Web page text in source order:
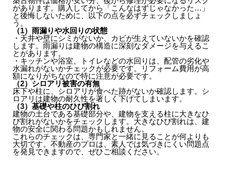
があります。購入してから「こんなはずじゃなかった…」
と後悔しないために、以下の点を必ずチェックしましょ
う。
（1）雨漏りや水回りの状態
・天井や壁にシミがないか、カビが生えていないかを確認
します。雨漏りは建物の構造に深刻なダメージを与えるこ
とがあります。
・キッチンや浴室、トイレなどの水回りは、配管の劣化や
水漏れがないかチェックが必要です。リフォーム費用が高
額になりがちなので特に注意が必要です。
（2）シロアリ被害の有無
床下や柱に、シロアリが食べた跡がないか確認します。シ
ロアリは建物の耐久性を著しく下げてしまいます。
（3）基礎や柱のひび割れ
建物の土台である基礎部分や、建物を支える柱に大きなひ
び割れがないかをチェックします。大きなひび割れは、建
物の安全に関わる問題かもしれません。
これらのチェックは、専門家と一緒に見ることが何よりも
大切です。不動産のプロは、素人では気づきにくい問題点
を発見できますので、ぜひご相談ください。